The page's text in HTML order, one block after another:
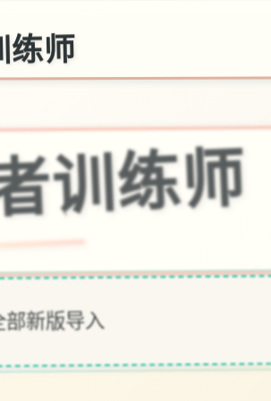
师
训练师
部新版导入